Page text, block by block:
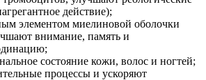
действие);
элементом миелиновой оболочки
внимание, память и
состояние кожи, волос и ногтей;
процессы и ускоряют